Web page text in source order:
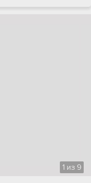
1 из 9